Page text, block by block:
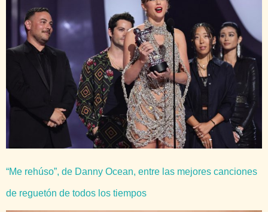
“Me rehúso”, de Danny Ocean, entre las mejores canciones
de reguetón de todos los tiempos